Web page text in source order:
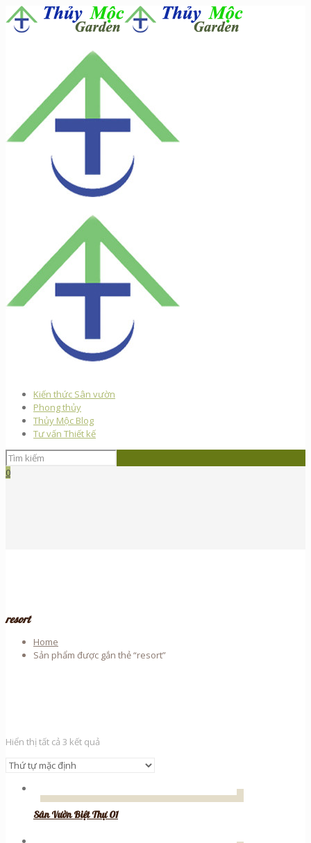
Kiến thức Sân vườn
Phong thủy
Thủy Mộc Blog
Tư vấn Thiết kế
0
resort
Home
Sản phẩm được gắn thẻ “resort”
Hiển thị tất cả 3 kết quả
Sân Vườn Biệt Thự 01